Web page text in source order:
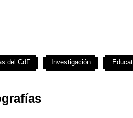
del CdF Investigación